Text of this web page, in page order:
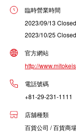
臨時營業時間
2023/09/13 Closed
2023/10/25 Closed
官方網站
http://
電話號碼
+81-29-231-1111
店舖種類
百貨公司 / 百貨商